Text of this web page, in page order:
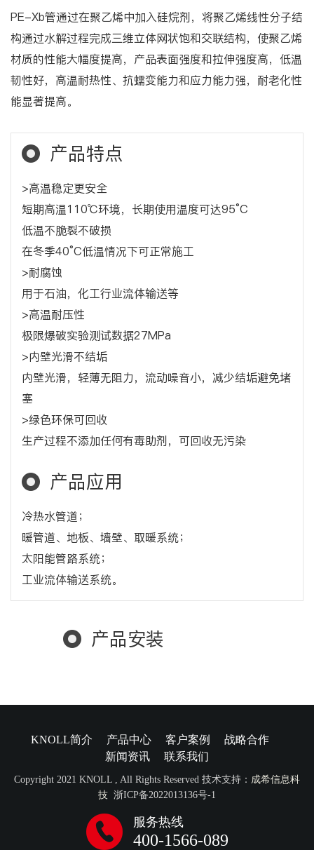
PE-Xb管通过在聚乙烯中加入硅烷剂，将聚乙烯线性分子结
构通过水解过程完成三维立体网状饱和交联结构，使聚乙烯
材质的性能大幅度提高，产品表面强度和拉伸强度高，低温
韧性好，高温耐热性、抗蠕变能力和应力能力强，耐老化性
能显著提高。
产品特点
>高温稳定更安全
短期高温110℃环境，长期使用温度可达95°C
低温不脆裂不破损
在冬季40°C低温情况下可正常施工
>耐腐蚀
用于石油，化工行业流体输送等
>高温耐压性
极限爆破实验测试数据27MPa
>内壁光滑不结垢
内壁光滑，轻薄无阻力，流动噪音小，减少结垢避免堵
塞
>绿色环保可回收
生产过程不添加任何有毒助剂，可回收无污染
产品应用
冷热水管道；
暖管道、地板、墙壁、取暖系统；
太阳能管路系统；
工业流体输送系统。
产品安装
KNOLL简介 产品中心 客户案例
战略合作
新闻资讯
联系我们
Copyright 2021 KNOLL , All Rights Reserved 技术支持： 成希信息科
技 浙ICP备2022013136号-1
服务热线
400-1566-089